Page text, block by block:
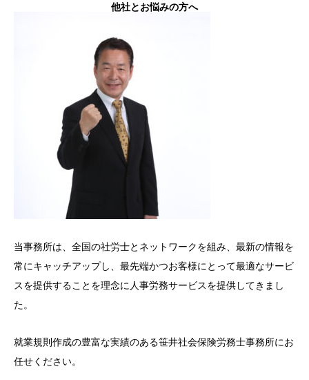
他社とお悩みの方へ
当事務所は、全国の社労士とネットワークを組み、最新の情報を
常にキャッチアップし、最先端かつお客様にとって最適なサービ
スを提供することを理念に人事労務サービスを提供してきまし
た。
就業規則作成の豊富な実績のある笹井社会保険労務士事務所にお
任せください。